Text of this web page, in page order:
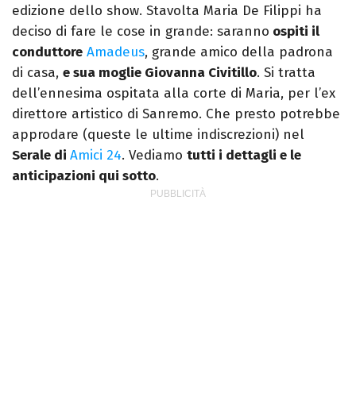
edizione dello show. Stavolta Maria De Filippi ha
deciso di fare le cose in grande: saranno ospiti il
conduttore Amadeus, grande amico della padrona
di casa, e sua moglie Giovanna Civitillo. Si tratta
dell’ennesima ospitata alla corte di Maria, per l’ex
direttore artistico di Sanremo. Che presto potrebbe
approdare (queste le ultime indiscrezioni) nel
Serale di Amici 24. Vediamo tutti i dettagli e le
anticipazioni qui sotto.